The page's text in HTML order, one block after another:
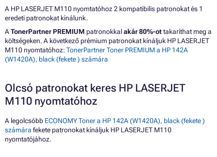
A HP LASERJET M110 nyomtatóhoz 2 kompatibilis patronokat és 1
eredeti patronokat kínálunk.
ATonerPartner PREMIUM patronokkalakár 80%-ottakaríthat meg a
költségeken. A következő prémium patronokat kínáljuk HP LASERJET
M110 nyomtatóhoz: TonerPartner Toner PREMIUM a HP 142A
(W1420A), black (fekete ) számára
Olcsó patronokat keres HP LASERJET
M110 nyomtatóhoz
A legolcsóbb ECONOMY Toner a HP 142A (W1420A), black (fekete )
számára fekete patronokat kínáljuk HP LASERJET M110
nyomtatójához.